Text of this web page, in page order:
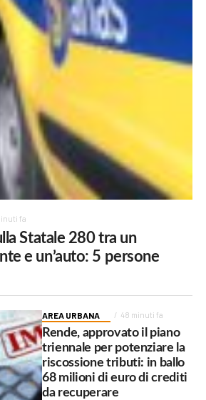
fa
Statale 280 tra un
e un’auto: 5 persone
AREA URBANA 48 minuti fa
Rende, approvato il piano
triennale per potenziare la
riscossione tributi: in ballo
68 milioni di euro di crediti
da recuperare